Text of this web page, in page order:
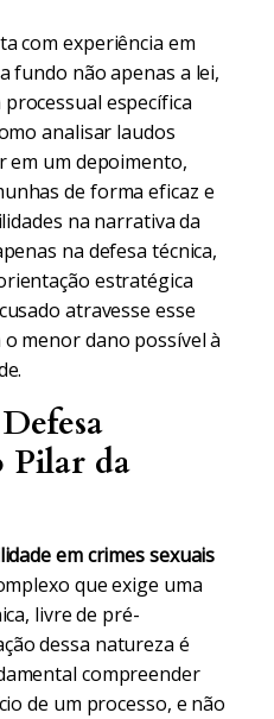
com experiência em
fundo não apenas a lei,
específica
analisar laudos
em um depoimento,
de forma eficaz e
na narrativa da
na defesa técnica,
estratégica
atravesse esse
menor dano possível à
Pilar da
em crimes sexuais
que exige uma
livre de pré-
dessa natureza é
compreender
de um processo, e não